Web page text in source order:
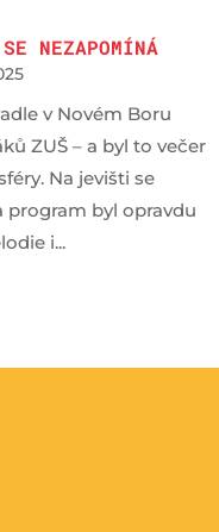
NEZAPOMÍNÁ
v Novém Boru
ZUŠ – a byl to večer
Na jevišti se
program byl opravdu
i...